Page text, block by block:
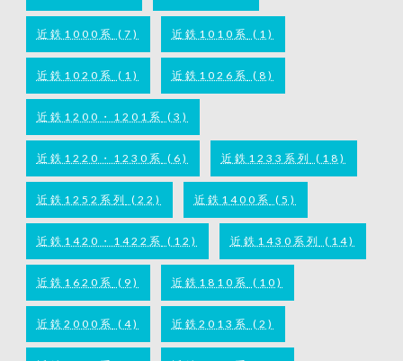
近鉄1000系 (7) 近鉄1010系 (1)
近鉄1020系 (1) 近鉄1026系 (8)
近鉄1200・1201系 (3)
近鉄1220・1230系 (6) 近鉄1233系列 (18)
近鉄1252系列 (22) 近鉄1400系 (5)
近鉄1420・1422系 (12) 近鉄1430系列 (14)
近鉄1620系 (9) 近鉄1810系 (10)
近鉄2000系 (4) 近鉄2013系 (2)